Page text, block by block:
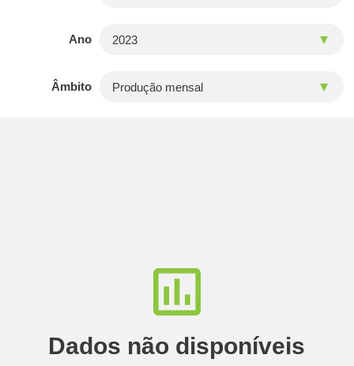
Ano
Âmbito
Dados não disponíveis